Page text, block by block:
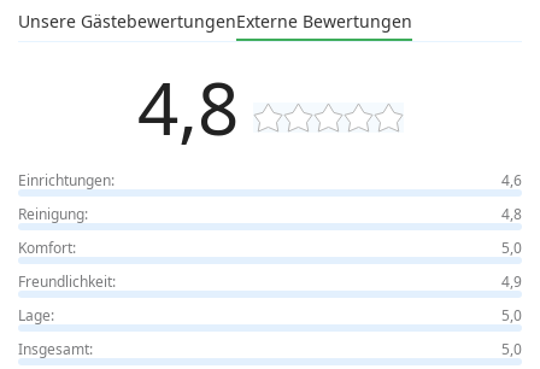
Unsere GästebewertungenExterne Bewertungen
4,8
Einrichtungen:
4,6
Reinigung:
4,8
Komfort:
5,0
Freundlichkeit:
4,9
Lage:
5,0
Insgesamt:
5,0